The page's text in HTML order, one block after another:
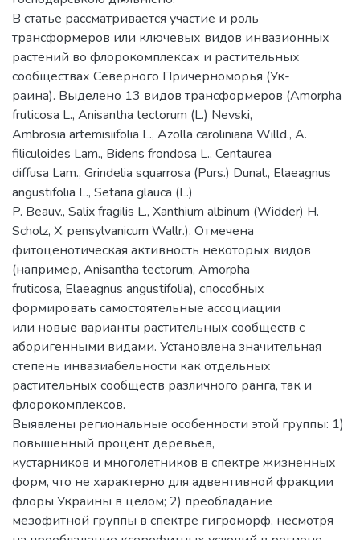
В статье рассматривается участие и роль
трансформеров или ключевых видов инвазионных
растений во флорокомплексах и растительных
сообществах Северного Причерноморья (Ук-
раина). Выделено 13 видов трансформеров (Amorpha
fruticosa L., Anisantha tectorum (L.) Nevski,
Ambrosia artemisiifolia L., Azolla caroliniana Willd., A.
filiculoides Lam., Bidens frondosa L., Centaurea
diffusa Lam., Grindelia squarrosa (Purs.) Dunal., Elaeagnus
angustifolia L., Setaria glauca (L.)
P. Beauv., Salix fragilis L., Xanthium albinum (Widder) H.
Scholz, X. pensylvanicum Wallr.). Отмечена
фитоценотическая активность некоторых видов
(например, Anisantha tectorum, Amorpha
fruticosa, Elaeagnus angustifolia), способных
формировать самостоятельные ассоциации
или новые варианты растительных сообществ с
аборигенными видами. Установлена значительная
степень инвазиабельности как отдельных
растительных сообществ различного ранга, так и
флорокомплексов.
Выявлены региональные особенности этой группы: 1)
повышенный процент деревьев,
кустарников и многолетников в спектре жизненных
форм, что не характерно для адвентивной фракции
флоры Украины в целом; 2) преобладание
мезофитной группы в спектре гигроморф, несмотря